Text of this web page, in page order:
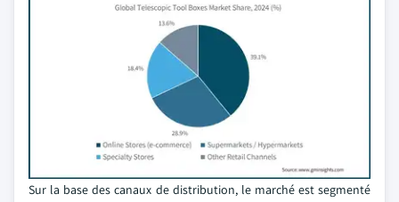
Sur la base des canaux de distribution, le marché est segmenté